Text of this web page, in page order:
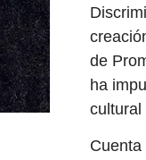
de
ha
cultural